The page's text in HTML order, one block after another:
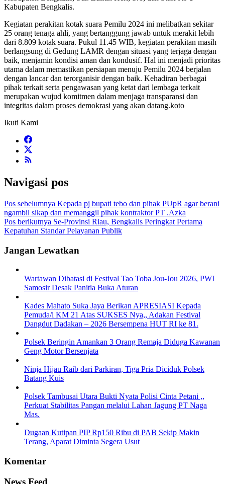
Kabupaten Bengkalis.
Kegiatan perakitan kotak suara Pemilu 2024 ini melibatkan sekitar
25 orang tenaga ahli, yang bertanggung jawab untuk merakit lebih
dari 8.809 kotak suara. Pukul 11.45 WIB, kegiatan perakitan masih
berlangsung di Gedung LAMR dengan situasi yang terjaga dengan
baik, menjamin kondisi aman dan kondusif. Hal ini menjadi prioritas
utama dalam memastikan persiapan menuju Pemilu 2024 berjalan
dengan lancar dan terorganisir dengan baik. Kehadiran berbagai
pihak terkait serta pengawasan yang ketat dari lembaga terkait
merupakan wujud komitmen dalam menjaga transparansi dan
integritas dalam proses demokrasi yang akan datang.koto
Ikuti Kami
Navigasi pos
Pos sebelumnya Kepada pj bupati tebo dan pihak PUpR agar berani
ngambil sikap dan memanggil pihak kontraktor PT .Azka
Pos berikutnya Se-Provinsi Riau, Bengkalis Peringkat Pertama
Kepatuhan Standar Pelayanan Publik
Jangan Lewatkan
Wartawan Dibatasi di Festival Tao Toba Jou-Jou 2026, PWI
Samosir Desak Panitia Buka Aturan
Kades Mahato Suka Jaya Berikan APRESIASI Kepada
Pemuda/i KM 21 Atas SUKSES Nya,, Adakan Festival
Dangdut Dadakan – 2026 Bersempena HUT RI ke 81.
Polsek Beringin Amankan 3 Orang Remaja Diduga Kawanan
Geng Motor Bersenjata
Ninja Hijau Raib dari Parkiran, Tiga Pria Diciduk Polsek
Batang Kuis
Polsek Tambusai Utara Bukti Nyata Polisi Cinta Petani ,,
Perkuat Stabilitas Pangan melalui Lahan Jagung PT Naga
Mas.
Dugaan Kutipan PIP Rp150 Ribu di PAB Sekip Makin
Terang, Aparat Diminta Segera Usut
Komentar
News Feed